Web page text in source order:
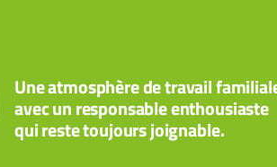
Une atmosphère de travail
avec un responsable enthousiaste
qui reste toujours joignable.